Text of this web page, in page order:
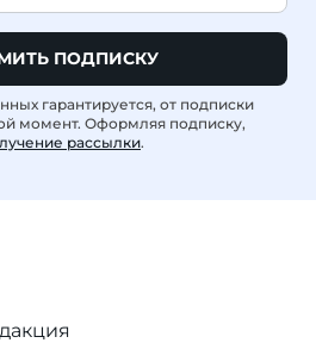
ПОДПИСКУ
гарантируется, от подписки
момент. Оформляя подписку,
рассылки.